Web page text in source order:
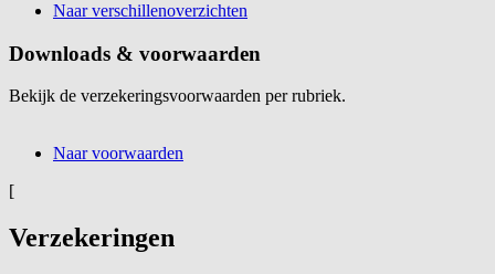
Naar verschillenoverzichten
Downloads & voorwaarden
Bekijk de verzekeringsvoorwaarden per rubriek.
Naar voorwaarden
[
Verzekeringen